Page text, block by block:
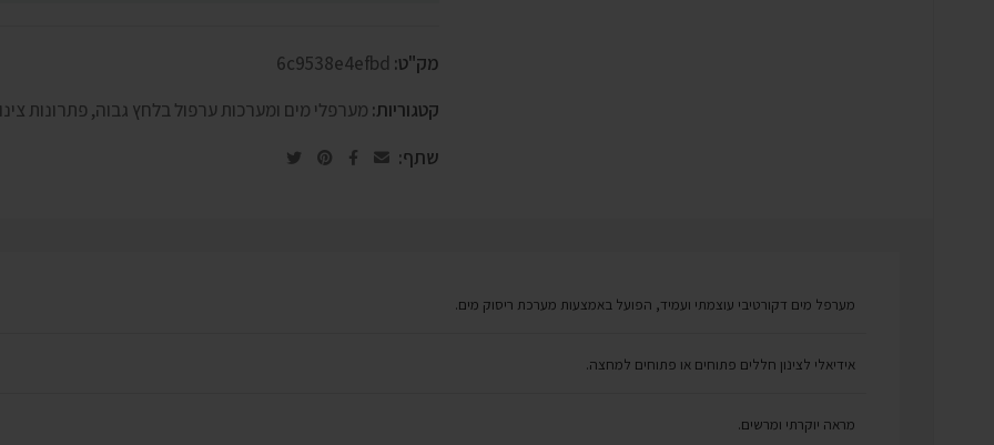
מק"ט: 6c9538e4efbd
קטגוריות: מערפלי מים ומערכות ערפול בלחץ גבוה, פתרונות
שתף:
מערפל מים דקורטיבי עוצמתי ועמיד, הפועל באמצעות מערכת ריסוק מים.
אידיאלי לצינון חללים פתוחים או פתוחים למחצה.
מראה יוקרתי ומרשים.